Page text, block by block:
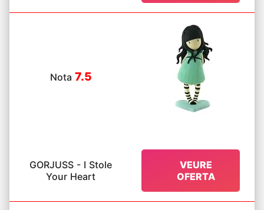
Nota 7.5
GORJUSS - I Stole
Your Heart
VEURE
OFERTA